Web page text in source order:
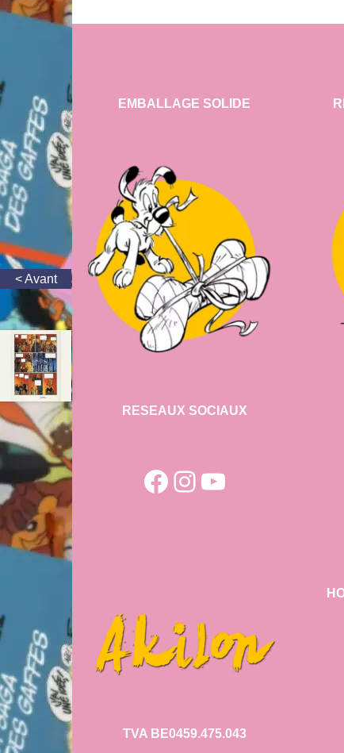
EMBALLAGE SOLIDE
RESEAUX SOCIAUX
Facebook
Instagram
YouTube
TVA BE0459.475.043